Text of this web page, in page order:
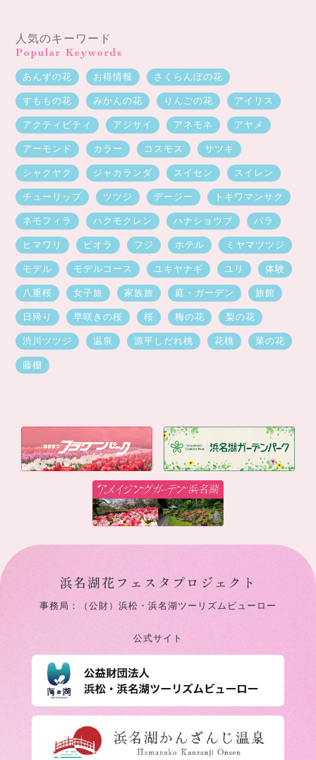
人気のキーワード
Popular Keywords
あんずの花 お得情報 さくらんぼの花
すももの花 みかんの花 りんごの花 アイリス
アクティビティ アジサイ アネモネ アヤメ
アーモンド カラー コスモス サツキ
シャクヤク ジャカランダ スイセン スイレン
チューリップ ツツジ デージー トキワマンサク
ネモフィラ ハクモクレン ハナショウブ バラ
ヒマワリ ビオラ フジ ホテル ミヤマツツジ
モデル モデルコース ユキヤナギ ユリ 体験
八重桜 女子旅 家族旅 庭・ガーデン 旅館
日帰り 早咲きの桜 桜 梅の花 梨の花
渋川ツツジ 温泉 源平しだれ桃 花桃 菜の花
藤棚
浜名湖花フェスタプロジェクト
事務局：（公財）浜松・浜名湖ツーリズムビューロー
公式サイト